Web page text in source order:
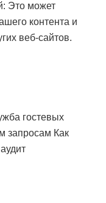
Это может
контента и
веб-сайтов.
гостевых
запросам Как